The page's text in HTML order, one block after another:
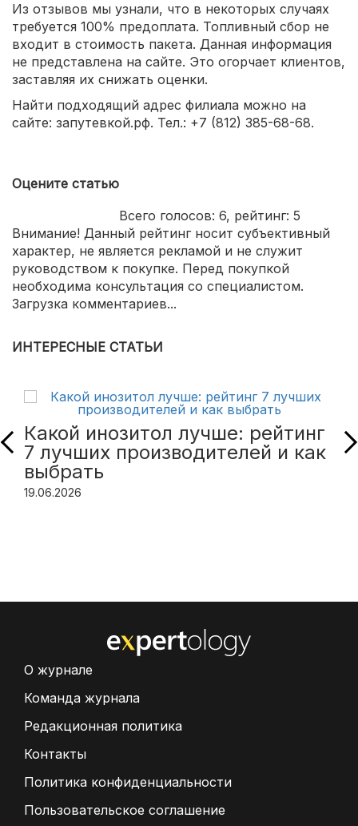
Из отзывов мы узнали, что в некоторых случаях
требуется 100% предоплата. Топливный сбор не
входит в стоимость пакета. Данная информация
не представлена на сайте. Это огорчает клиентов,
заставляя их снижать оценки.
Найти подходящий адрес филиала можно на
сайте: запутевкой.рф. Тел.: +7 (812) 385-68-68.
Оцените статью
Всего голосов: 6, рейтинг: 5
Внимание! Данный рейтинг носит субъективный
характер, не является рекламой и не служит
руководством к покупке. Перед покупкой
необходима консультация со специалистом.
Загрузка комментариев...
ИНТЕРЕСНЫЕ СТАТЬИ
Какой инозитол лучше: рейтинг
7 лучших производителей и как
выбрать
19.06.2026
О журнале
Команда журнала
Редакционная политика
Контакты
Политика конфиденциальности
Пользовательское соглашение